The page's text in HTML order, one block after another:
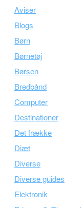
Aviser
Blogs
Børn
Børnetøj
Børsen
Bredbånd
Computer
Destinationer
Det frække
Diæt
Diverse
Diverse guides
Elektronik